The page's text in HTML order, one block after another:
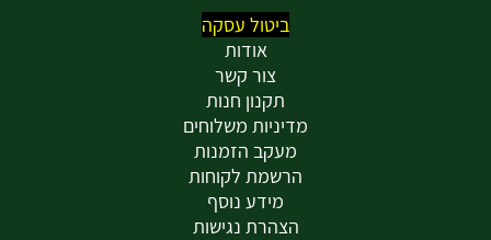
ביטול עסקה
אודות
צור קשר
תקנון חנות
מדיניות משלוחים
מעקב הזמנות
הרשמת לקוחות
מידע נוסף
הצהרת נגישות